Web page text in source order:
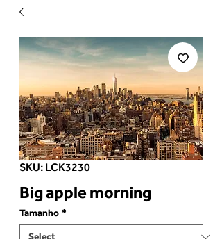
SKU: LCK3230
Big apple morning
Tamanho *